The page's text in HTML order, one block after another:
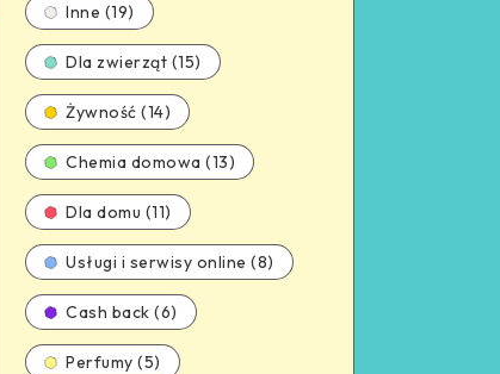
Inne (19)
Dla zwierząt (15)
Żywność (14)
Chemia domowa (13)
Dla domu (11)
Usługi i serwisy online (8)
Cash back (6)
Perfumy (5)